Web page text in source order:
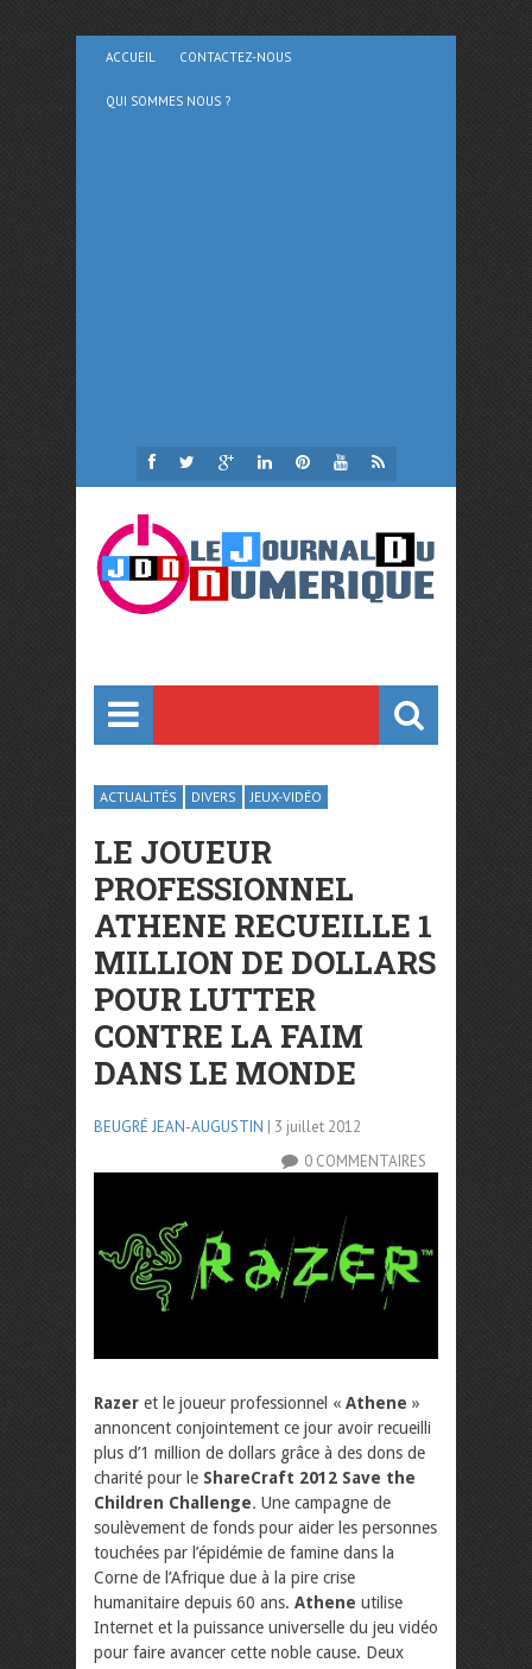
ACCUEIL CONTACTEZ-NOUS
QUI SOMMES NOUS ?
ACTUALITÉS DIVERS JEUX-VIDÉO
LE JOUEUR
PROFESSIONNEL
ATHENE RECUEILLE 1
MILLION DE DOLLARS
POUR LUTTER
CONTRE LA FAIM
DANS LE MONDE
BEUGRÉ JEAN-AUGUSTIN | 3 juillet 2012
0 COMMENTAIRES
Razer et le joueur professionnel « Athene »
annoncent conjointement ce jour avoir recueilli
plus d’1 million de dollars grâce à des dons de
charité pour le ShareCraft 2012 Save the
Children Challenge. Une campagne de
soulèvement de fonds pour aider les personnes
touchées par l’épidémie de famine dans la
Corne de l’Afrique due à la pire crise
humanitaire depuis 60 ans. Athene utilise
Internet et la puissance universelle du jeu vidéo
pour faire avancer cette noble cause. Deux